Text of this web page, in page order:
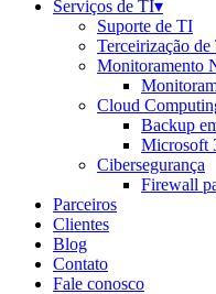
Serviços de TI▾
Suporte de TI
Terceirização
Monitoramento
Cloud
Backup
Microsoft
Cibersegurança
Firewall
Parceiros
Clientes
Blog
Contato
Fale conosco